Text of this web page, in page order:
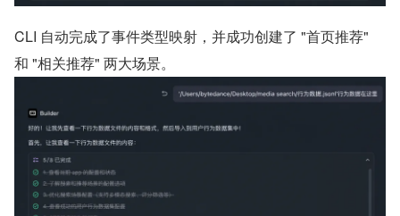
CLI 自动完成了事件类型映射，并成功创建了 "首页推荐"
和 "相关推荐" 两大场景。